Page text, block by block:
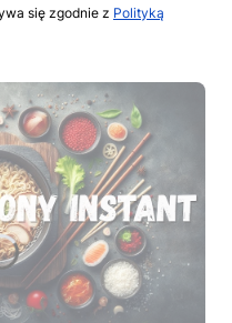
się zgodnie z Polityką